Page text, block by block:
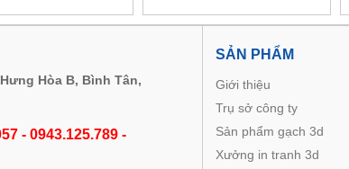
Hòa B, Bình Tân,
- 0943.125.789 -
SẢN PHẨM
Giới thiệu
Trụ sở công ty
Sản phẩm gạch 3d
Xưởng in tranh 3d